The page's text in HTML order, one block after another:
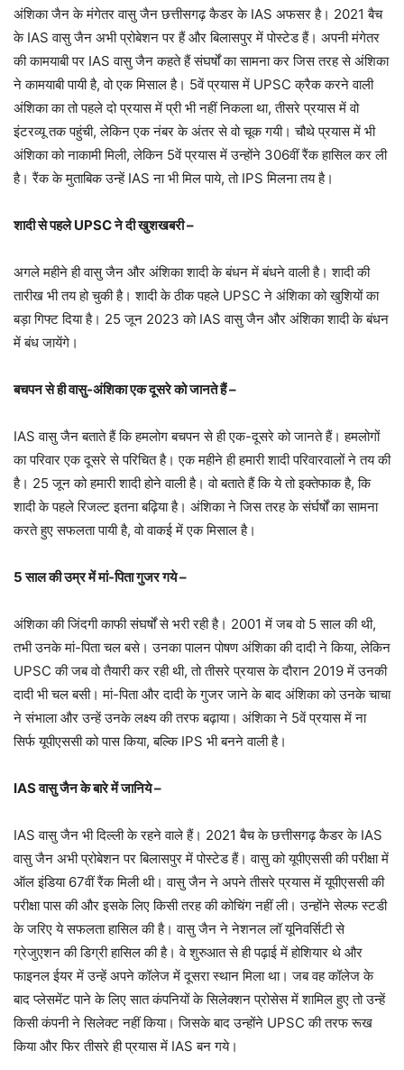
अंशिका जैन के मंगेतर वासु जैन छत्तीसगढ़ कैडर के IAS अफसर है। 2021 बैच
के IAS वासु जैन अभी प्रोबेशन पर हैं और बिलासपुर में पोस्टेड हैं। अपनी मंगेतर
की कामयाबी पर IAS वासु जैन कहते हैं संघर्षों का सामना कर जिस तरह से अंशिका
ने कामयाबी पायी है, वो एक मिसाल है। 5वें प्रयास में UPSC क्रैक करने वाली
अंशिका का तो पहले दो प्रयास में प्री भी नहीं निकला था, तीसरे प्रयास में वो
इंटरव्यू तक पहुंची, लेकिन एक नंबर के अंतर से वो चूक गयी। चौथे प्रयास में भी
अंशिका को नाकामी मिली, लेकिन 5वें प्रयास में उन्होंने 306वीं रैंक हासिल कर ली
है। रैंक के मुताबिक उन्हें IAS ना भी मिल पाये, तो IPS मिलना तय है।
शादी से पहले UPSC ने दी खुशखबरी –
अगले महीने ही वासु जैन और अंशिका शादी के बंधन में बंधने वाली है। शादी की
तारीख भी तय हो चुकी है। शादी के ठीक पहले UPSC ने अंशिका को खुशियों का
बड़ा गिफ्ट दिया है। 25 जून 2023 को IAS वासु जैन और अंशिका शादी के बंधन
में बंध जायेंगे।
बचपन से ही वासु-अंशिका एक दूसरे को जानते हैं –
IAS वासु जैन बताते हैं कि हमलोग बचपन से ही एक-दूसरे को जानते हैं। हमलोगों
का परिवार एक दूसरे से परिचित है। एक महीने ही हमारी शादी परिवारवालों ने तय की
है। 25 जून को हमारी शादी होने वाली है। वो बताते हैं कि ये तो इक्तेफाक है, कि
शादी के पहले रिजल्ट इतना बढ़िया है। अंशिका ने जिस तरह के संर्घर्षों का सामना
करते हुए सफलता पायी है, वो वाकई में एक मिसाल है।
5 साल की उम्र में मां-पिता गुजर गये –
अंशिका की जिंदगी काफी संघर्षों से भरी रही है। 2001 में जब वो 5 साल की थी,
तभी उनके मां-पिता चल बसे। उनका पालन पोषण अंशिका की दादी ने किया, लेकिन
UPSC की जब वो तैयारी कर रही थी, तो तीसरे प्रयास के दौरान 2019 में उनकी
दादी भी चल बसी। मां-पिता और दादी के गुजर जाने के बाद अंशिका को उनके चाचा
ने संभाला और उन्हें उनके लक्ष्य की तरफ बढ़ाया। अंशिका ने 5वें प्रयास में ना
सिर्फ यूपीएससी को पास किया, बल्कि IPS भी बनने वाली है।
IAS वासु जैन के बारे में जानिये –
IAS वासु जैन भी दिल्ली के रहने वाले हैं। 2021 बैच के छत्तीसगढ़ कैडर के IAS
वासु जैन अभी प्रोबेशन पर बिलासपुर में पोस्टेड हैं। वासु को यूपीएससी की परीक्षा में
ऑल इंडिया 67वीं रैंक मिली थी। वासु जैन ने अपने तीसरे प्रयास में यूपीएससी की
परीक्षा पास की और इसके लिए किसी तरह की कोचिंग नहीं ली। उन्होंने सेल्फ स्टडी
के जरिए ये सफलता हासिल की है। वासु जैन ने नेशनल लॉ यूनिवर्सिटी से
ग्रेजुएशन की डिग्री हासिल की है। वे शुरुआत से ही पढ़ाई में होशियार थे और
फाइनल ईयर में उन्हें अपने कॉलेज में दूसरा स्थान मिला था। जब वह कॉलेज के
बाद प्लेसमेंट पाने के लिए सात कंपनियों के सिलेक्शन प्रोसेस में शामिल हुए तो उन्हें
किसी कंपनी ने सिलेक्ट नहीं किया। जिसके बाद उन्होंने UPSC की तरफ रूख
किया और फिर तीसरे ही प्रयास में IAS बन गये।